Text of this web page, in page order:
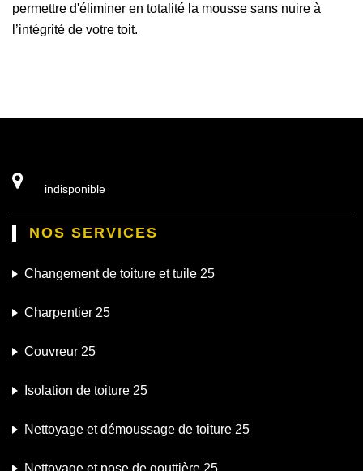
permettre d'éliminer en totalité la mousse sans nuire à
l’intégrité de votre toit.
indisponible
NOS SERVICES
Changement de toiture et tuile 25
Charpentier 25
Couvreur 25
Isolation de toiture 25
Nettoyage et démoussage de toiture 25
Nettoyage et pose de gouttière 25